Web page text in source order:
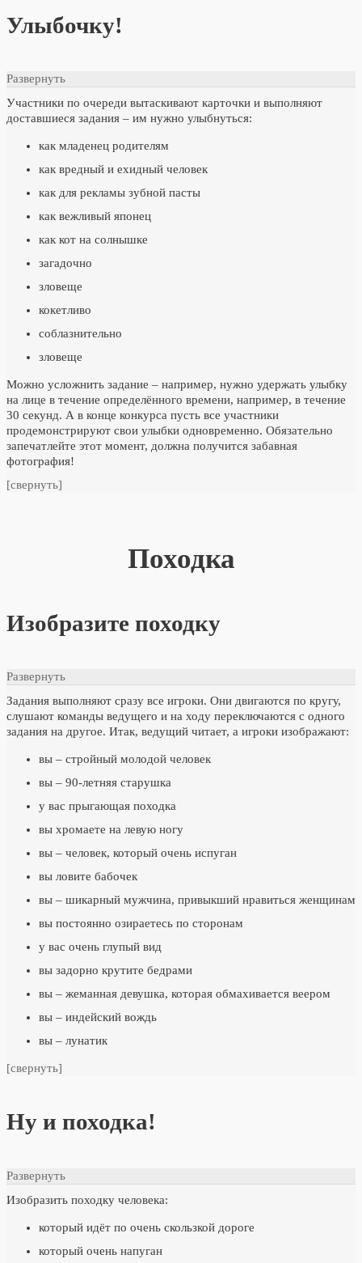
Улыбочку!
Развернуть
Участники по очереди вытаскивают карточки и выполняют
доставшиеся задания – им нужно улыбнуться:
как младенец родителям
как вредный и ехидный человек
как для рекламы зубной пасты
как вежливый японец
как кот на солнышке
загадочно
зловеще
кокетливо
соблазнительно
зловеще
Можно усложнить задание – например, нужно удержать улыбку
на лице в течение определённого времени, например, в течение
30 секунд. А в конце конкурса пусть все участники
продемонстрируют свои улыбки одновременно. Обязательно
запечатлейте этот момент, должна получится забавная
фотография!
[свернуть]
Походка
Изобразите походку
Развернуть
Задания выполняют сразу все игроки. Они двигаются по кругу,
слушают команды ведущего и на ходу переключаются с одного
задания на другое. Итак, ведущий читает, а игроки изображают:
вы – стройный молодой человек
вы – 90-летняя старушка
у вас прыгающая походка
вы хромаете на левую ногу
вы – человек, который очень испуган
вы ловите бабочек
вы – шикарный мужчина, привыкший нравиться женщинам
вы постоянно озираетесь по сторонам
у вас очень глупый вид
вы задорно крутите бедрами
вы – жеманная девушка, которая обмахивается веером
вы – индейский вождь
вы – лунатик
[свернуть]
Ну и походка!
Развернуть
Изобразить походку человека:
который идёт по очень скользкой дороге
который очень напуган